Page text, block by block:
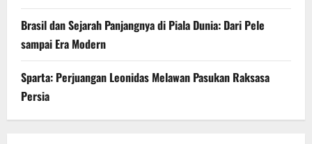
Brasil dan Sejarah Panjangnya di Piala Dunia: Dari Pele
sampai Era Modern
Sparta: Perjuangan Leonidas Melawan Pasukan Raksasa
Persia